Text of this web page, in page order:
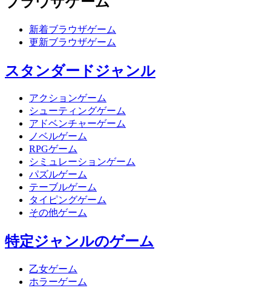
新着ブラウザゲーム
更新ブラウザゲーム
スタンダードジャンル
アクションゲーム
シューティングゲーム
アドベンチャーゲーム
ノベルゲーム
RPGゲーム
シミュレーションゲーム
パズルゲーム
テーブルゲーム
タイピングゲーム
その他ゲーム
特定ジャンルのゲーム
乙女ゲーム
ホラーゲーム